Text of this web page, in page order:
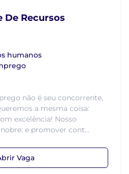
De Recursos
humanos
não é seu concorrente,
a mesma coisa:
excelência! Nosso
e promover cont...
Vaga